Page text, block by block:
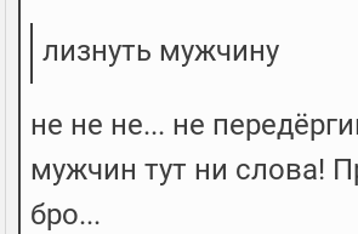
лизнуть мужчину
не не не... не
мужчин тут ни слова!
бро...